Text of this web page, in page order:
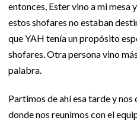
entonces, Ester vino a mi
estos shofares no estaban
que YAH tenía un propósito
shofares. Otra persona vino
palabra.
Partimos de ahí esa tarde y
donde nos reunimos con el